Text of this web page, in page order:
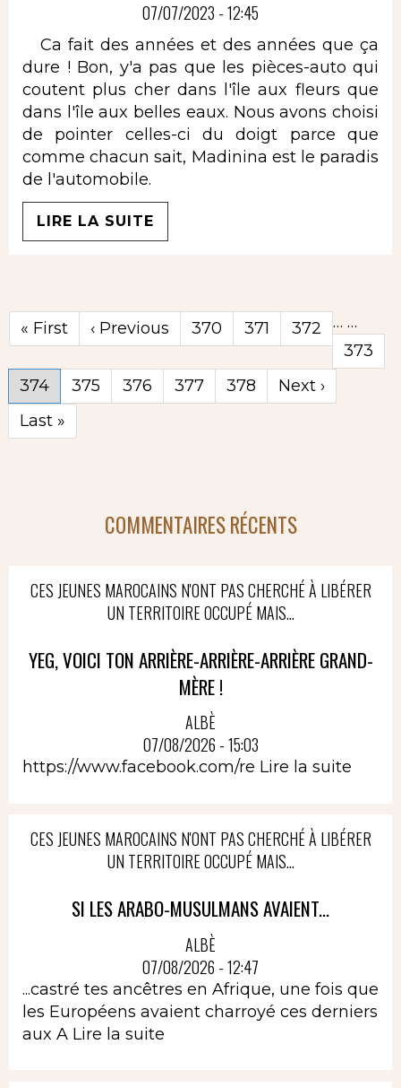
07/07/2023 - 12:45
Ca fait des années et des années que ça
dure ! Bon, y'a pas que les pièces-auto qui
coutent plus cher dans l'île aux fleurs que
dans l'île aux belles eaux. Nous avons choisi
de pointer celles-ci du doigt parce que
comme chacun sait, Madinina est le paradis
de l'automobile.
LIRE LA SUITE
Première
page
« First
Page
précédente
‹ Previous …
Page
370 Page
371 Page
372
Page
373
Page
courante
374 Page
375 Page
376 Page
377 Page
378
…
Page
suivante
Next ›
Dernière
page
Last »
COMMENTAIRES RÉCENTS
CES JEUNES MAROCAINS N'ONT PAS CHERCHÉ À LIBÉRER
UN TERRITOIRE OCCUPÉ MAIS...
YEG, VOICI TON ARRIÈRE-ARRIÈRE-ARRIÈRE GRAND-
MÈRE !
ALBÈ
07/08/2026 - 15:03
https://www.facebook.com/re Lire la suite
CES JEUNES MAROCAINS N'ONT PAS CHERCHÉ À LIBÉRER
UN TERRITOIRE OCCUPÉ MAIS...
SI LES ARABO-MUSULMANS AVAIENT...
ALBÈ
07/08/2026 - 12:47
...castré tes ancêtres en Afrique, une fois que
les Européens avaient charroyé ces derniers
aux A Lire la suite